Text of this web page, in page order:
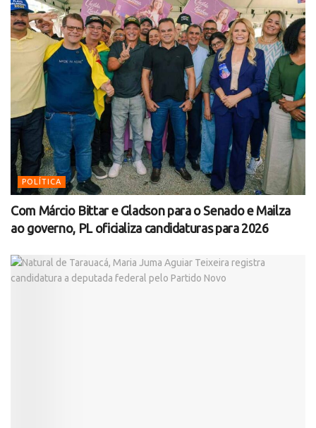
POLÍTICA
Com Márcio Bittar e Gladson para o Senado e Mailza
ao governo, PL oficializa candidaturas para 2026